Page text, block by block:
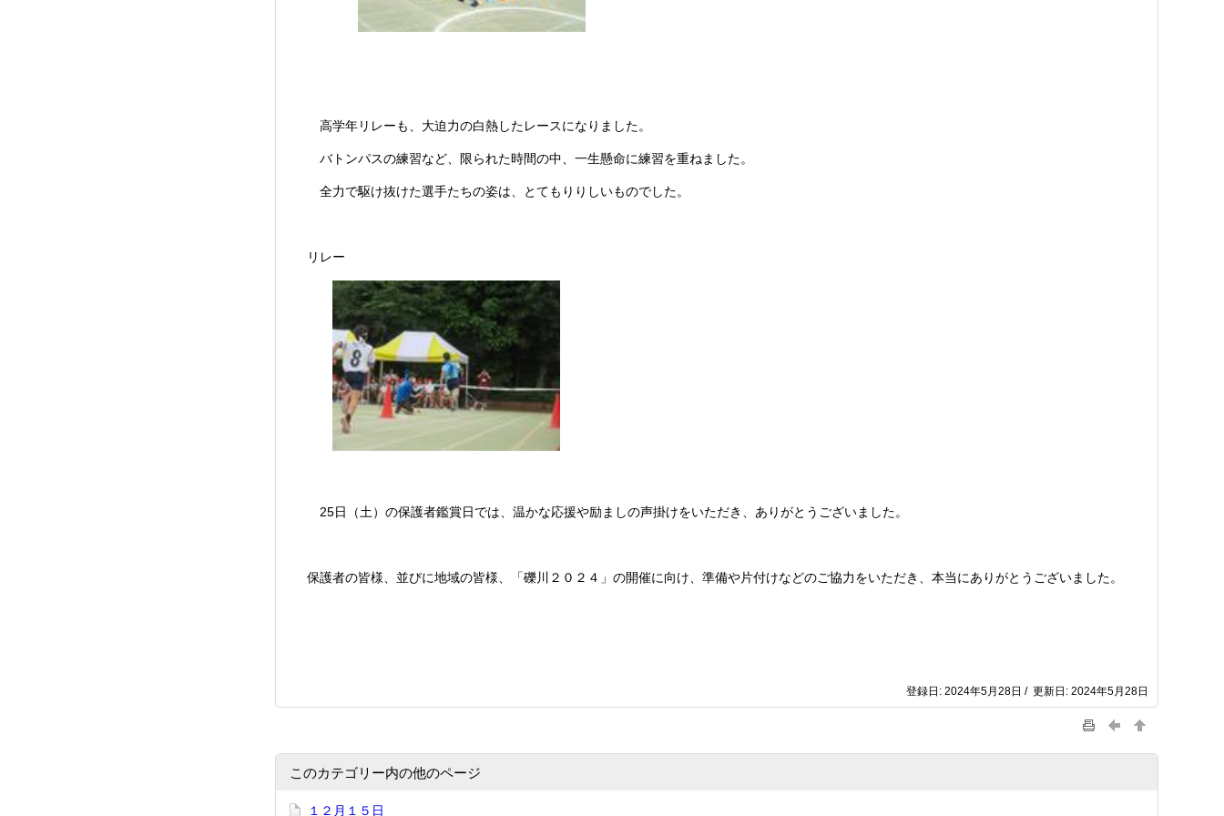
高学年リレーも、大迫力の白熱したレースになりました。
バトンパスの練習など、限られた時間の中、一生懸命に練習を重ねました。
全力で駆け抜けた選手たちの姿は、とてもりりしいものでした。
リレー
25日（土）の保護者鑑賞日では、温かな応援や励ましの声掛けをいただき、ありがとうございました。
保護者の皆様、並びに地域の皆様、「礫川２０２４」の開催に向け、準備や片付けなどのご協力をいただき、本当にありがとうございました。
登録日: 2024年5月28日 / 更新日: 2024年5月28日
このカテゴリー内の他のページ
１２月１５日